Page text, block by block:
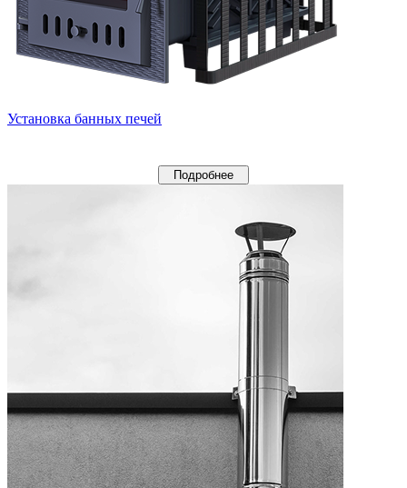
Установка банных печей
Подробнее